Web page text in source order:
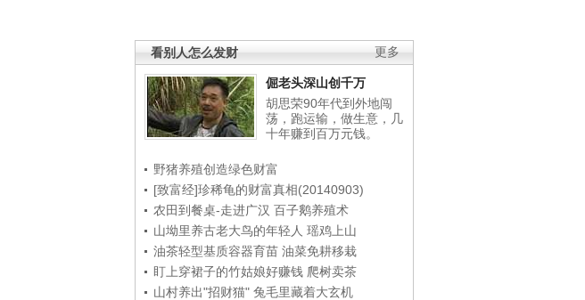
更多
看别人怎么发财
倔老头深山创千万
胡思荣90年代到外地闯
荡，跑运输，做生意，几
十年赚到百万元钱。
野猪养殖创造绿色财富
[致富经]珍稀龟的财富真相(20140903)
农田到餐桌-走进广汉 百子鹅养殖术
山坳里养古老大鸟的年轻人 瑶鸡上山
油茶轻型基质容器育苗 油菜免耕移栽
盯上穿裙子的竹姑娘好赚钱 爬树卖茶
山村养出"招财猫" 兔毛里藏着大玄机